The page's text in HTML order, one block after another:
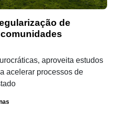
de
aproveita estudos
acelerar processos de